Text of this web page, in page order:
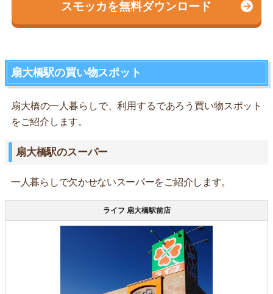
スモッカを無料ダウンロード
扇大橋駅の買い物スポット
扇大橋の一人暮らしで、利用するであろう買い物スポット
をご紹介します。
扇大橋駅のスーパー
一人暮らしで欠かせないスーパーをご紹介します。
ライフ 扇大橋駅前店